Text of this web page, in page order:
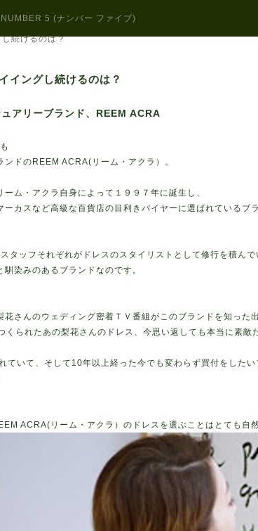
5 (ナンバー ファイブ)
続けるのは？
イングし続けるのは？
アリーブランド、 REEM ACRA
ドのREEM ACRA(リーム・アクラ）。
ム・アクラ自身によって１９９７年に誕生し、
カスなど高級な百貨店の目利きバイヤーに選ばれているブ
タッフそれぞれがドレスのスタイリストとして修行を積んで
染みのあるブランドなのです。
さんのウェディング密着ＴＶ番組がこのブランドを知った
くられたあの梨花さんのドレス、今思い返しても本当に素敵
ていて、そして10年以上経った今でも変わらず買付をしたい
ACRA(リーム・アクラ）のドレスを選ぶことはとても自